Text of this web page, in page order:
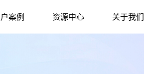
案例 资源中心 关于我们